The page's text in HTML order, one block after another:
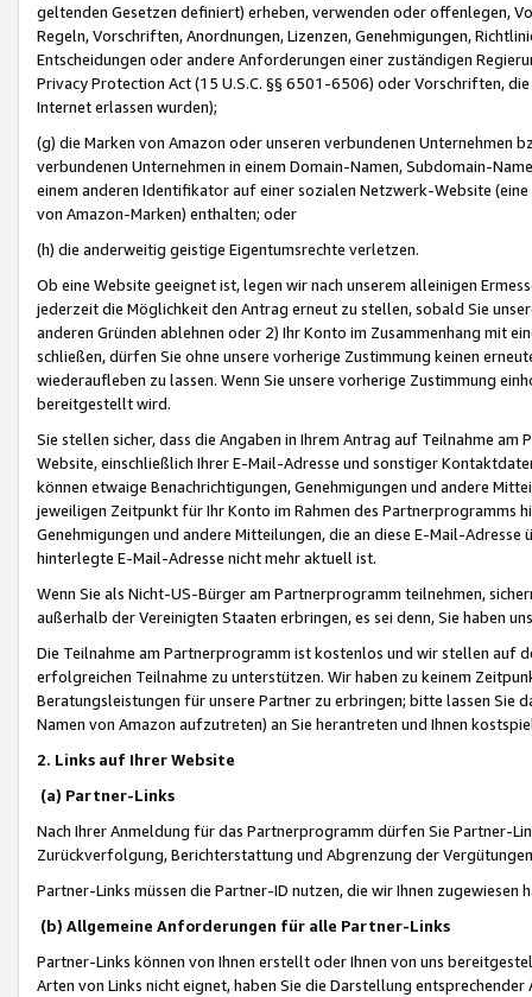
geltenden Gesetzen definiert) erheben, verwenden oder offenlegen,
Regeln, Vorschriften, Anordnungen, Lizenzen, Genehmigungen,
Entscheidungen oder andere Anforderungen einer zuständigen
Privacy Protection Act (15 U.S.C. §§ 6501-6506) oder Vorschriften,
Internet erlassen wurden);
(g) die Marken von Amazon oder unseren verbundenen Unternehmen
verbundenen Unternehmen in einem Domain-Namen, Subdomain-
einem anderen Identifikator auf einer sozialen Netzwerk-Website
von Amazon-Marken) enthalten; oder
(h) die anderweitig geistige Eigentumsrechte verletzen.
Ob eine Website geeignet ist, legen wir nach unserem alleinigen
jederzeit die Möglichkeit den Antrag erneut zu stellen, sobald Sie
anderen Gründen ablehnen oder 2) Ihr Konto im Zusammenhang mit
schließen, dürfen Sie ohne unsere vorherige Zustimmung keinen
wiederaufleben zu lassen. Wenn Sie unsere vorherige Zustimmung
bereitgestellt wird.
Sie stellen sicher, dass die Angaben in Ihrem Antrag auf Teilnahme
Website, einschließlich Ihrer E-Mail-Adresse und sonstiger
können etwaige Benachrichtigungen, Genehmigungen und andere
jeweiligen Zeitpunkt für Ihr Konto im Rahmen des Partnerprogramms
Genehmigungen und andere Mitteilungen, die an diese E-Mail-
hinterlegte E-Mail-Adresse nicht mehr aktuell ist.
Wenn Sie als Nicht-US-Bürger am Partnerprogramm teilnehmen,
außerhalb der Vereinigten Staaten erbringen, es sei denn, Sie haben
Die Teilnahme am Partnerprogramm ist kostenlos und wir stellen auf
erfolgreichen Teilnahme zu unterstützen. Wir haben zu keinem
Beratungsleistungen für unsere Partner zu erbringen; bitte lassen Sie
Namen von Amazon aufzutreten) an Sie herantreten und Ihnen
2. Links auf Ihrer Website
(a) Partner-Links
Nach Ihrer Anmeldung für das Partnerprogramm dürfen Sie Partner-
Zurückverfolgung, Berichterstattung und Abgrenzung der
Partner-Links müssen die Partner-ID nutzen, die wir Ihnen zugewiesen
(b) Allgemeine Anforderungen für alle Partner-Links
Partner-Links können von Ihnen erstellt oder Ihnen von uns
Arten von Links nicht eignet, haben Sie die Darstellung